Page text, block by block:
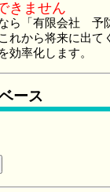
きません
ら「有限会社 予
れから将来に出て
効率化します。
ース